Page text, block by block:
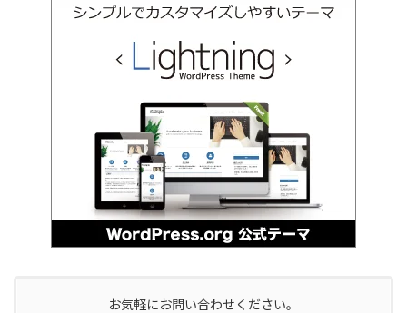
お気軽にお問い合わせください。